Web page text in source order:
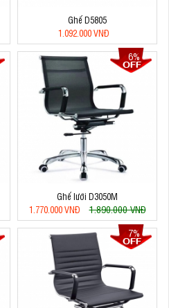
Ghế D5805
1.092.000 VNĐ
6%
Ghế lưới D3050M
1.770.000 VNĐ
1.890.000 VNĐ
7%